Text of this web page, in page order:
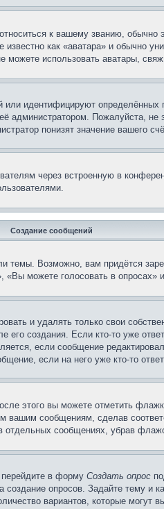
к вашему званию,
как «аватара» и обычно
использовать аватары,
идентифицируют
администратором. Пожалуйста,
понизят значение вашего
через встроенную в
Создание сообщений
Возможно, вам придётся
можете голосовать в опросах»
и удалять только свои
его создания. Если кто-то уже
если сообщение
если на него уже кто-то
этого вы можете отметить
сообщениям, сделав
отдельных сообщениях, убрав
перейдите в форму Создать опрос
опросов. Задайте тему и
вариантов, которые